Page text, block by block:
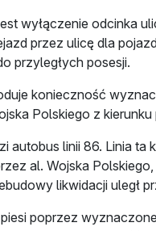
wyłączenie odcinka
przez ulicę dla
przyległych posesji.
konieczność
Polskiego z kierunku
autobus linii 86. Linia
al. Wojska
likwidacji uległ
poprzez